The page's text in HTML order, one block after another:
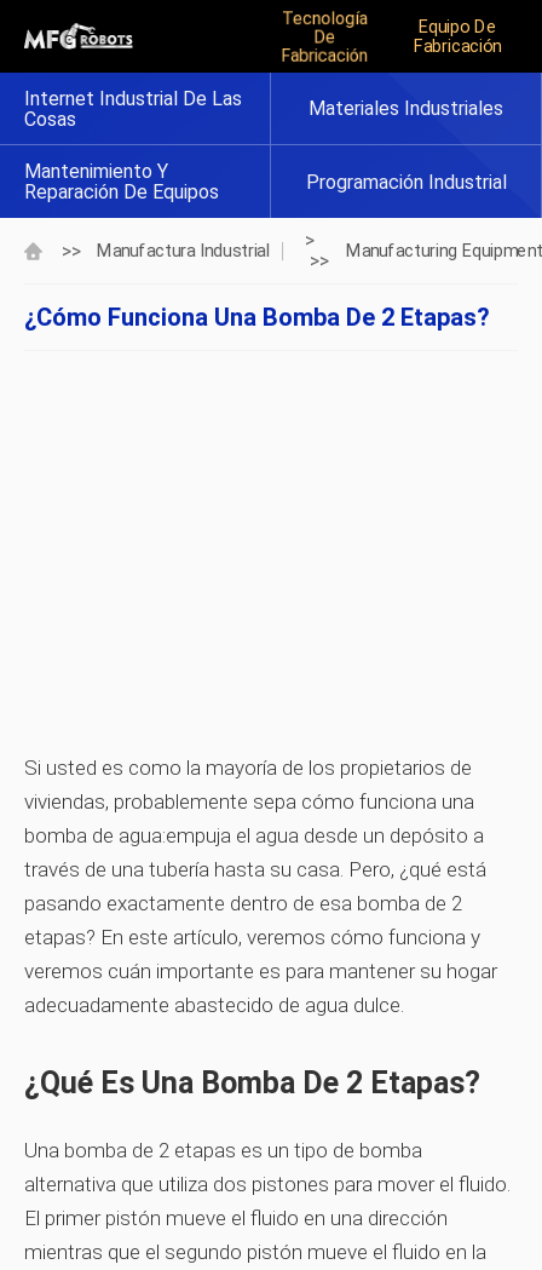
Tecnología
De
Fabricación
Equipo De
Fabricación
Internet Industrial De Las
Cosas
Materiales Industriales
Mantenimiento Y
Reparación De Equipos
Programación Industrial
>> Manufactura Industrial
>
>>
Manufacturing
¿Cómo Funciona Una Bomba De 2 Etapas?
Si usted es como la mayoría de los propietarios de
viviendas, probablemente sepa cómo funciona una
bomba de agua:empuja el agua desde un depósito a
través de una tubería hasta su casa. Pero, ¿qué está
pasando exactamente dentro de esa bomba de 2
etapas? En este artículo, veremos cómo funciona y
veremos cuán importante es para mantener su hogar
adecuadamente abastecido de agua dulce.
¿Qué Es Una Bomba De 2 Etapas?
Una bomba de 2 etapas es un tipo de bomba
alternativa que utiliza dos pistones para mover el fluido.
El primer pistón mueve el fluido en una dirección
mientras que el segundo pistón mueve el fluido en la